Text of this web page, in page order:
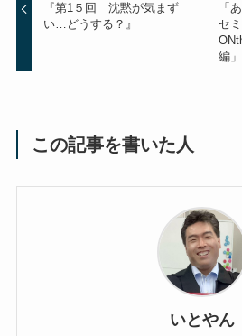
『第1５回 沈黙が気まず
い…どうする？』
「
セ
編」
この記事を書いた人
いとやん